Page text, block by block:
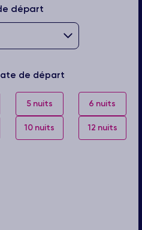
départ
de départ
5 nuits 6 nuits
10 nuits 12 nuits